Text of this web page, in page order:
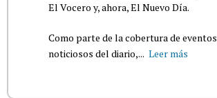
El Vocero y, ahora, El Nuevo Día.
Como parte de la cobertura de eventos
noticiosos del diario,... Leer más